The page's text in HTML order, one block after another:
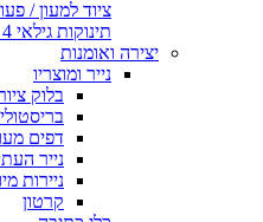
ציוד למעון / פעוטון -
תינוקות גילאי 4 חד' - שנה
יצירה ואומנות
נייר ומוצריו
בלוק
דפים
נייר
ניירות
קרטון